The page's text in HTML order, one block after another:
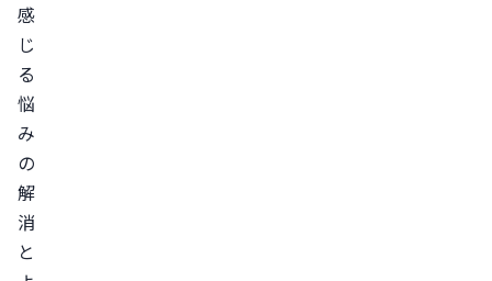
感
じ
る
悩
み
の
解
消
と